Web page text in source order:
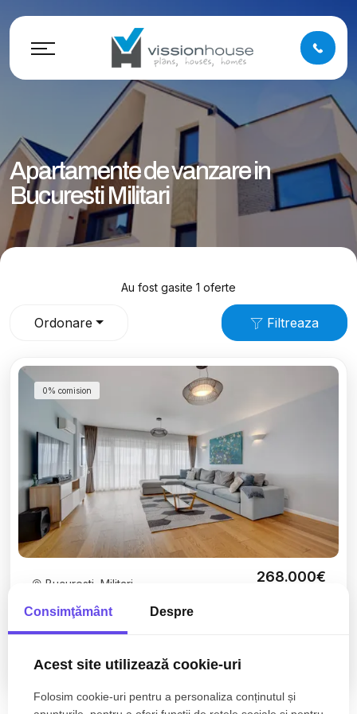
Apartamente de vanzare in
Bucuresti Militari
Au fost gasite 1 oferte
Ordonare Filtreaza
0% comision
Penthouse exclusivist | 150 mp | spațiu, lumină și
Bucuresti, Militari 268.000€
4 camere 2 bai 132mp
Consimţământ Despre
Acest site utilizează cookie-uri
Folosim cookie-uri pentru a personaliza conținutul și